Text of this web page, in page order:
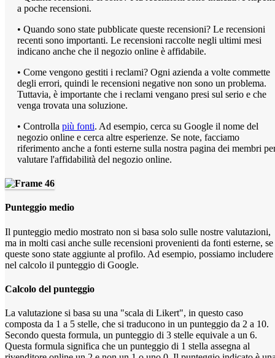
a poche recensioni.
• Quando sono state pubblicate queste recensioni? Le recensioni
recenti sono importanti. Le recensioni raccolte negli ultimi mesi
indicano anche che il negozio online è affidabile.
• Come vengono gestiti i reclami? Ogni azienda a volte commette
degli errori, quindi le recensioni negative non sono un problema.
Tuttavia, è importante che i reclami vengano presi sul serio e che
venga trovata una soluzione.
• Controlla più fonti. Ad esempio, cerca su Google il nome del
negozio online e cerca altre esperienze. Se note, facciamo
riferimento anche a fonti esterne sulla nostra pagina dei membri
valutare l'affidabilità del negozio online.
Punteggio medio
Il punteggio medio mostrato non si basa solo sulle nostre valutazioni,
ma in molti casi anche sulle recensioni provenienti da fonti esterne, se
queste sono state aggiunte al profilo. Ad esempio, possiamo includere
nel calcolo il punteggio di Google.
Calcolo del punteggio
La valutazione si basa su una "scala di Likert", in questo caso
composta da 1 a 5 stelle, che si traducono in un punteggio da 2 a 10.
Secondo questa formula, un punteggio di 3 stelle equivale a un 6.
Questa formula significa che un punteggio di 1 stella assegna al